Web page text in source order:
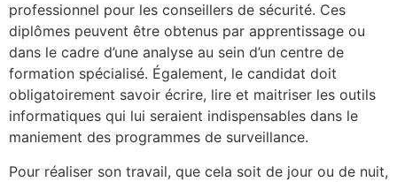
professionnel pour les conseillers de sécurité. Ces
diplômes peuvent être obtenus par apprentissage ou
dans le cadre d’une analyse au sein d’un centre de
formation spécialisé. Également, le candidat doit
obligatoirement savoir écrire, lire et maitriser les outils
informatiques qui lui seraient indispensables dans le
maniement des programmes de surveillance.
Pour réaliser son travail, que cela soit de jour ou de nuit,